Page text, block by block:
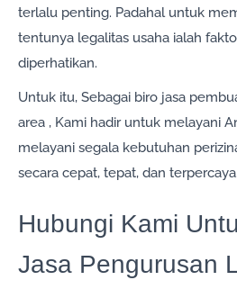
terlalu penting. Padahal untuk
tentunya legalitas usaha ialah
diperhatikan.
Untuk itu, Sebagai biro jasa
area , Kami hadir untuk melayani
melayani segala kebutuhan
secara cepat, tepat, dan terpercaya.
Hubungi Kami
Jasa Pengurusan